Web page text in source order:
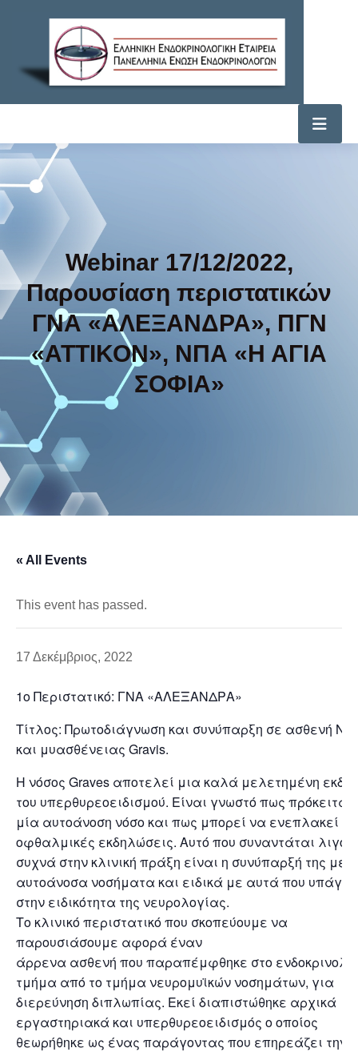
Webinar 17/12/2022,
Παρουσίαση περιστατικών
ΓΝΑ «ΑΛΕΞΑΝΔΡΑ», ΠΓΝ
«ΑΤΤΙΚΟΝ», ΝΠΑ «Η ΑΓΙΑ
ΣΟΦΙΑ»
« All Events
This event has passed.
17 Δεκέμβριος, 2022
1ο Περιστατικό: ΓΝΑ «ΑΛΕΞΑΝΔΡΑ»
Τίτλος: Πρωτοδιάγνωση και συνύπαρξη σε ασθενή
και μυασθένειας Gravis.
Η νόσος Graves αποτελεί μια καλά μελετημένη
του υπερθυρεοειδισμού. Είναι γνωστό πως πρόκειται
μία αυτοάνοση νόσο και πως μπορεί να ενεπλακεί με
οφθαλμικές εκδηλώσεις. Αυτό που συναντάται
συχνά στην κλινική πράξη είναι η συνύπαρξή της με
αυτοάνοσα νοσήματα και ειδικά με αυτά που
στην ειδικότητα της νευρολογίας.
Το κλινικό περιστατικό που σκοπεύουμε να
παρουσιάσουμε αφορά έναν
άρρενα ασθενή που παραπέμφθηκε στο
τμήμα από το τμήμα νευρομυϊκών νοσημάτων, για
διερεύνηση διπλωπίας. Εκεί διαπιστώθηκε αρχικά
εργαστηριακά και υπερθυρεοειδισμός ο οποίος
θεωρήθηκε ως ένας παράγοντας που επηρεάζει την